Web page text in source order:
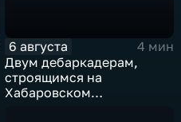
6 августа
4 мин
Двум дебаркадерам,
строящимся на
Хабаровском